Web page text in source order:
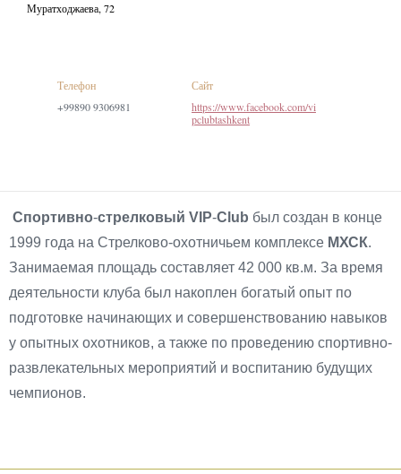
Муратходжаева, 72
Телефон
+99890 9306981
Сайт
https://www.facebook.com/vi
pclubtashkent
Спортивно-стрелковый VIP-Club был создан в конце
1999 года на Стрелково-охотничьем комплексе МХСК.
Занимаемая площадь составляет 42 000 кв.м. За время
деятельности клуба был накоплен богатый опыт по
подготовке начинающих и совершенствованию навыков
у опытных охотников, а также по проведению спортивно-
развлекательных мероприятий и воспитанию будущих
чемпионов.